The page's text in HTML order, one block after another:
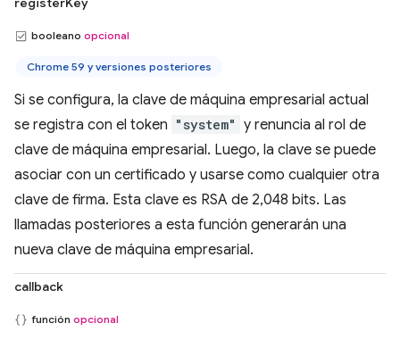
booleano opcional
Chrome 59 y versiones posteriores
Si se configura, la clave de máquina empresarial actual
se registra con el token "system" y renuncia al rol de
clave de máquina empresarial. Luego, la clave se puede
asociar con un certificado y usarse como cualquier otra
clave de firma. Esta clave es RSA de 2,048 bits. Las
llamadas posteriores a esta función generarán una
nueva clave de máquina empresarial.
callback
función opcional